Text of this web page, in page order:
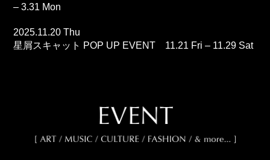
– 3.31 Mon
2025.11.20 Thu
星屑スキャット POP UP EVENT 11.21 Fri – 11.29 Sat